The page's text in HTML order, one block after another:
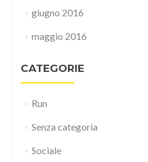
giugno 2016
maggio 2016
CATEGORIE
Run
Senza categoria
Sociale